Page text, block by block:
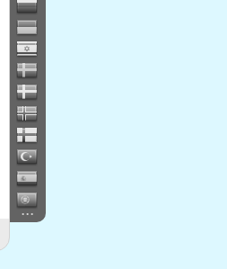
...